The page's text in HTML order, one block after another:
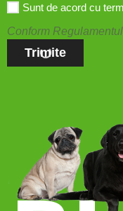
Sunt de acord cu
Conform
Trimite